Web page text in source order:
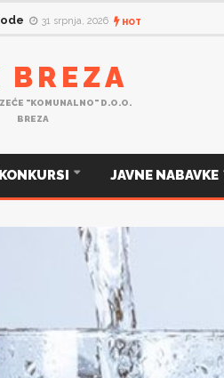
31 srpnja, 2026 HOT
BREZA
"KOMUNALNO" D.O.O.
BREZA
KONKURSI JAVNE NABAVKE